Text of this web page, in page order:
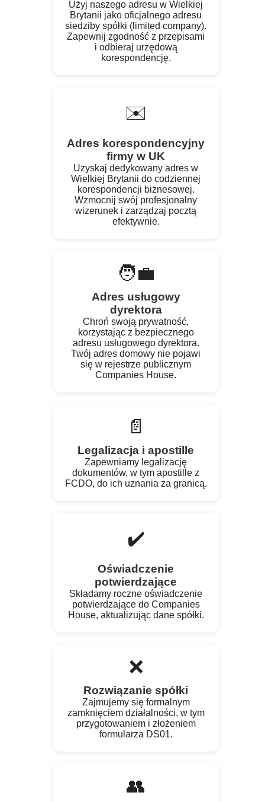
Użyj naszego adresu w Wielkiej
Brytanii jako oficjalnego adresu
siedziby spółki (limited company).
Zapewnij zgodność z przepisami
i odbieraj urzędową
korespondencję.
✉️
Adres korespondencyjny
firmy w UK
Uzyskaj dedykowany adres w
Wielkiej Brytanii do codziennej
korespondencji biznesowej.
Wzmocnij swój profesjonalny
wizerunek i zarządzaj pocztą
efektywnie.
🧑‍💼
Adres usługowy
dyrektora
Chroń swoją prywatność,
korzystając z bezpiecznego
adresu usługowego dyrektora.
Twój adres domowy nie pojawi
się w rejestrze publicznym
Companies House.
📄
Legalizacja i apostille
Zapewniamy legalizację
dokumentów, w tym apostille z
FCDO, do ich uznania za granicą.
✔️
Oświadczenie
potwierdzające
Składamy roczne oświadczenie
potwierdzające do Companies
House, aktualizując dane spółki.
❌
Rozwiązanie spółki
Zajmujemy się formalnym
zamknięciem działalności, w tym
przygotowaniem i złożeniem
formularza DS01.
👥